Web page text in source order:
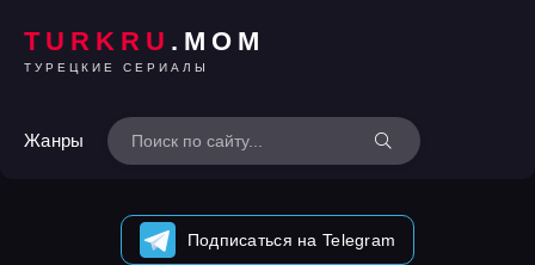
TURKRU .MOM
ТУРЕЦКИЕ СЕРИАЛЫ
Жанры
Подписаться на Telegram